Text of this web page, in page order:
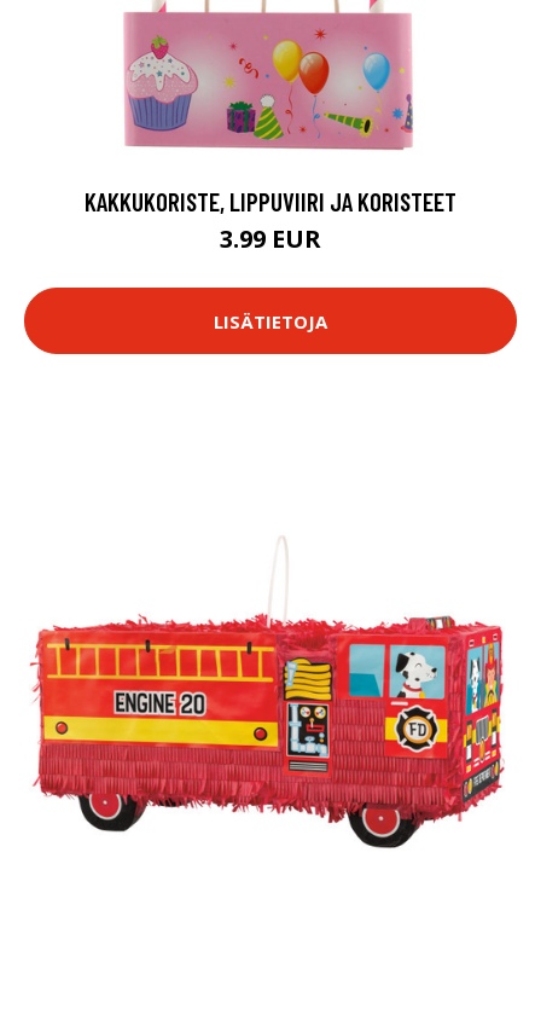
KAKKUKORISTE, LIPPUVIIRI JA KORISTEET
3.99 EUR
LISÄTIETOJA